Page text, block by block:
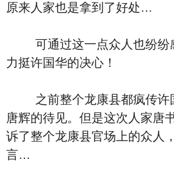
原来人家也是拿到了好处…
可通过这一点众人也纷纷
力挺许国华的决心！
之前整个龙康县都疯传许
唐辉的待见。但是这次人家唐
诉了整个龙康县官场上的众人
言…